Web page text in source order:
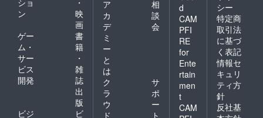
ショ
ン
・
映
画
ゲー
ム・
サー
ビス
開発
書
籍
・
雑
誌
出
版
ビジ
ビ
ア
カ
デ
ミ
ー
と
は
相
談
会
ク
ラ
ウ
ド
サ
ポ
ー
ト
d
CAM
PFI
RE
for
Ente
rtain
men
t
CAM
シー
特定商
取引法
に基づ
く表記
情報セ
キュリ
ティ方
針
反社基